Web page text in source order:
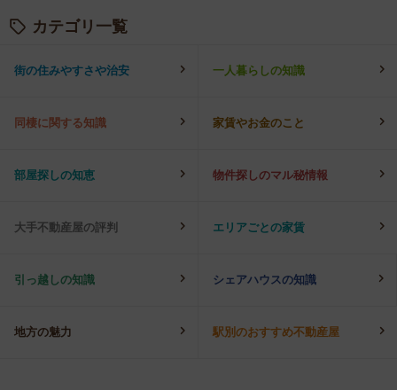
カテゴリ一覧
街の住みやすさや治安 一人暮らしの知識
同棲に関する知識 家賃やお金のこと
部屋探しの知恵 物件探しのマル秘情報
大手不動産屋の評判 エリアごとの家賃
引っ越しの知識 シェアハウスの知識
地方の魅力 駅別のおすすめ不動産屋